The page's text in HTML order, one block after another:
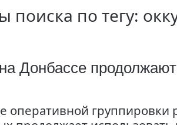
поиска по тегу:
Донбассе
оперативной группировки